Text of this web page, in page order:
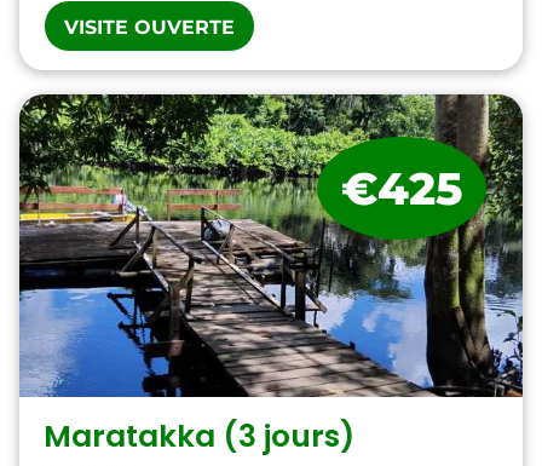
VISITE OUVERTE
Maratakka (3 jours)
€425